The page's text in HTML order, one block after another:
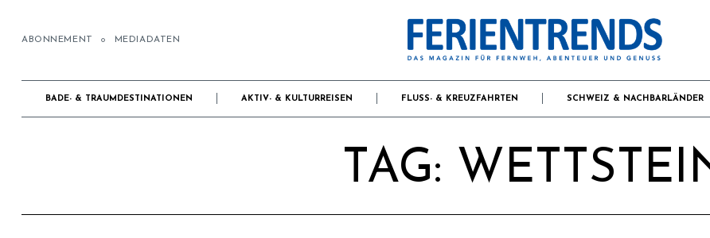
ABONNEMENT MEDIADATEN
BADE- & TRAUMDESTINATIONEN AKTIV- & KULTURREISEN FLUSS- & KREUZFAHRTEN SCHWEIZ & NACHBARLÄNDER
TAG: